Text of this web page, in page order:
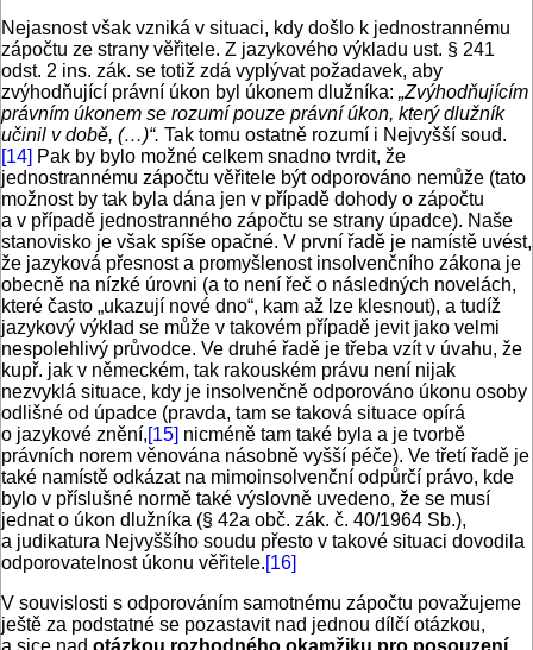
Nejasnost však vzniká v situaci, kdy došlo k jednostrannému
zápočtu ze strany věřitele. Z jazykového výkladu ust. § 241
odst. 2 ins. zák. se totiž zdá vyplývat požadavek, aby
zvýhodňující právní úkon byl úkonem dlužníka: „Zvýhodňujícím
právním úkonem se rozumí pouze právní úkon, který dlužník
učinil v době, (…)“. Tak tomu ostatně rozumí i Nejvyšší soud.
[14] Pak by bylo možné celkem snadno tvrdit, že
jednostrannému zápočtu věřitele být odporováno nemůže (tato
možnost by tak byla dána jen v případě dohody o zápočtu
a v případě jednostranného zápočtu se strany úpadce). Naše
stanovisko je však spíše opačné. V první řadě je namístě uvést,
že jazyková přesnost a promyšlenost insolvenčního zákona je
obecně na nízké úrovni (a to není řeč o následných novelách,
které často „ukazují nové dno“, kam až lze klesnout), a tudíž
jazykový výklad se může v takovém případě jevit jako velmi
nespolehlivý průvodce. Ve druhé řadě je třeba vzít v úvahu, že
kupř. jak v německém, tak rakouském právu není nijak
nezvyklá situace, kdy je insolvenčně odporováno úkonu osoby
odlišné od úpadce (pravda, tam se taková situace opírá
o jazykové znění,[15] nicméně tam také byla a je tvorbě
právních norem věnována násobně vyšší péče). Ve třetí řadě je
také namístě odkázat na mimoinsolvenční odpůrčí právo, kde
bylo v příslušné normě také výslovně uvedeno, že se musí
jednat o úkon dlužníka (§ 42a obč. zák. č. 40/1964 Sb.),
a judikatura Nejvyššího soudu přesto v takové situaci dovodila
odporovatelnost úkonu věřitele.[16]
V souvislosti s odporováním samotnému zápočtu považujeme
ještě za podstatné se pozastavit nad jednou dílčí otázkou,
a sice nad otázkou rozhodného okamžiku pro posouzení